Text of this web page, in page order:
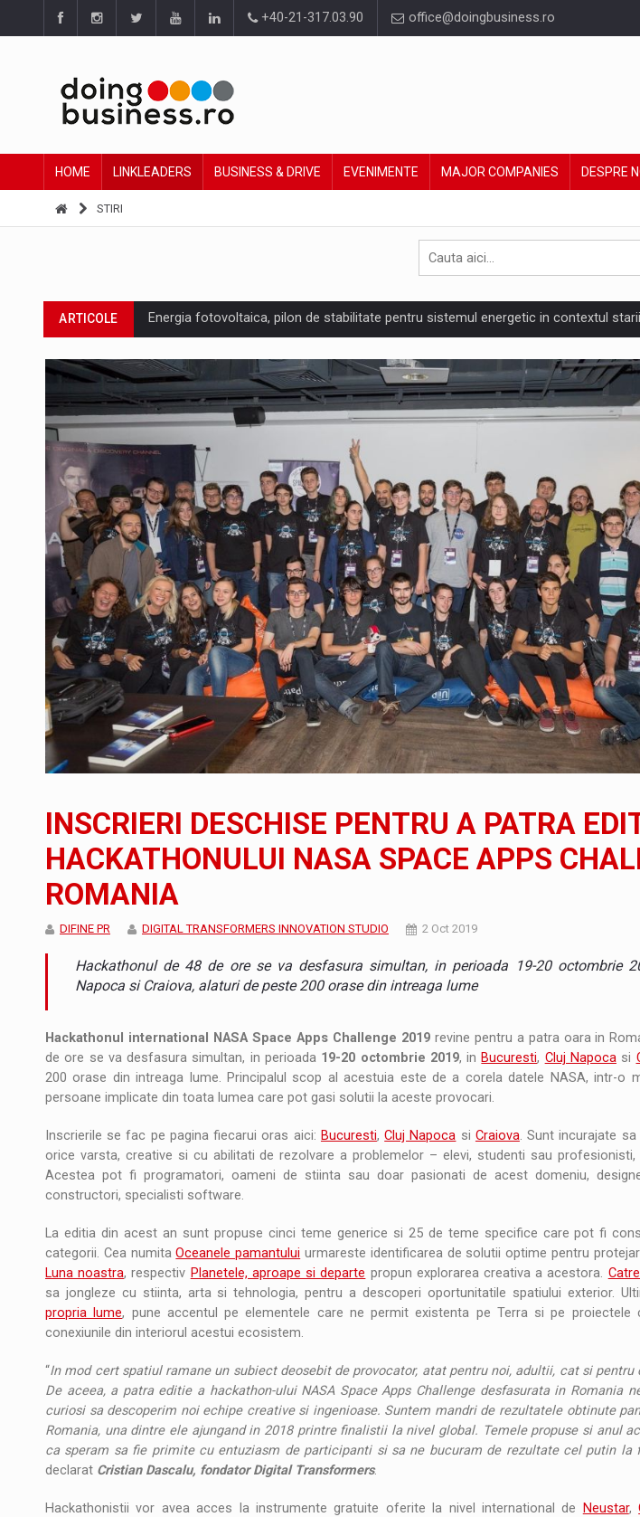
+40-21-317.03.90 office@doingbusiness.ro
HOME LINKLEADERS BUSINESS & DRIVE EVENIMENTE MAJOR COMPANIES DESPRE
STIRI
ARTICOLE Energia fotovoltaica, pilon de stabilitate pentru sistemul energetic in contextul
ARTICOLE Cum invatam sa spunem nu intr-o cultura care pedepseste granitele?
ARTICOLE Ingredient Spotlight: What SKU Level Tracking Reveals About Bakuchiol's Evolution
ARTICOLE Producatorii si comerciantii care nu se supun noilor reglementari UE privind
INTERVIURI LEADERSHIP IN MISCARE
INTERVIURI CU BATERIILE PERMANENT INCARCATE
INTERVIURI PUTTING ROMANIAN CORPORATE COMPANIES ON THE INTERNATIONAL
INTERVIURI OUR EDGE WILL COME FROM BEING THE MOST DIGITALIZED WHOLESALER IN
INTERVIURI COFFEE IS OUR LOVE LANGUAGE
STIRI Hard Enduro Piatra Craiului 2026, fueled by benzinariile RO concept OSCAR –
Fondul de investitii BoldMind si echipa de management a Pall-Ex, liderul pietei de
STIRI RANGE ROVER DEZVALUIE AL CINCILEA MEMBRU AL FAMILIEI: RANGE ROVER GT
STIRI Noul Mercedes-Benz VLE este acum disponibil pentru comanda intr-o gama
STIRI JAECOO 5 SHS-H a ajuns in Romania
ARTICOLE Proteinmaxxing and the Future of Protein Demand
INSCRIERI DESCHISE PENTRU A PATRA
HACKATHONULUI NASA SPACE APPS
ROMANIA
DIFINE PR DIGITAL TRANSFORMERS INNOVATION STUDIO 2 Oct 2019
Hackathonul de 48 de ore se va desfasura simultan, in perioada 19-20 octombrie
Napoca si Craiova, alaturi de peste 200 orase din intreaga lume
Hackathonul international NASA Space Apps Challenge 2019revine pentru a patra oara in
de ore se va desfasura simultan, in perioada 19-20 octombrie 2019, in Bucuresti, Cluj Napocasi
200 orase din intreaga lume. Principalul scop al acestuia este de a corela datele NASA, intr-o
persoane implicate din toata lumea care pot gasi solutii la aceste provocari.
Inscrierile se fac pe pagina fiecarui oras aici: Bucuresti,Cluj Napoca si Craiova. Sunt incurajate
orice varsta, creative si cu abilitati de rezolvare a problemelor – elevi, studenti sau profesionisti,
Acestea pot fi programatori, oameni de stiinta sau doar pasionati de acest domeniu,
constructori, specialisti software.
La editia din acest an sunt propuse cinci teme generice si 25 de teme specifice care pot fi
categorii. Cea numitaOceanele pamantului urmareste identificarea de solutii optime pentru
Luna noastra, respectiv Planetele, aproape si departe propun explorarea creativa a acestora.
sa jongleze cu stiinta, arta si tehnologia, pentru a descoperi oportunitatile spatiului exterior.
propria lume, pune accentul pe elementele care ne permit existenta pe Terra si pe proiectele
conexiunile din interiorul acestui ecosistem.
“In mod cert spatiul ramane un subiect deosebit de provocator, atat pentru noi, adultii, cat si
De aceea, a patra editie a hackathon-ului NASA Space Apps Challenge desfasurata in Romania
curiosi sa descoperim noi echipe creative si ingenioase. Suntem mandri de rezultatele obtinute
Romania, una dintre ele ajungand in 2018 printre finalistii la nivel global. Temele propuse si anul
ca speram sa fie primite cu entuziasm de participanti si sa ne bucuram de rezultate cel putin la
declarat Cristian Dascalu, fondator Digital Transformers.
Hackathonistii vor avea acces la instrumente gratuite oferite la nivel international de Neustar,